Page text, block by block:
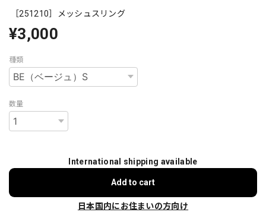
［251210］メッシュスリング
¥3,000
種類
数量
International shipping available
Add to cart
日本国内にお住まいの方向け